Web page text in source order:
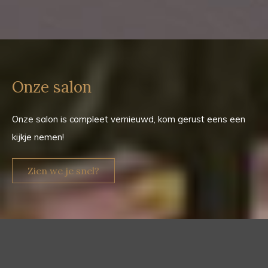
Onze salon
Onze salon is compleet vernieuwd, kom gerust eens een
kijkje nemen!
Zien we je snel?